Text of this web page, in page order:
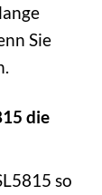
Sie
die
so